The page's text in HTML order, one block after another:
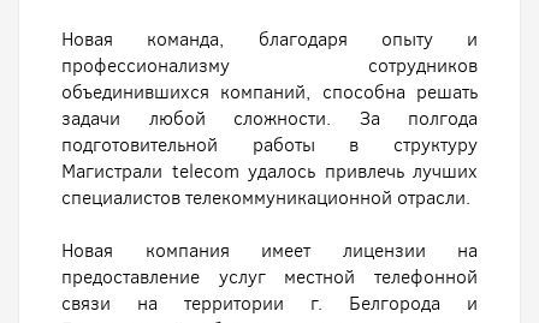
Новая команда, благодаря опыту и
профессионализму сотрудников
объединившихся компаний, способна решать
задачи любой сложности. За полгода
подготовительной работы в структуру
Магистрали telecom удалось привлечь лучших
специалистов телекоммуникационной отрасли.
Новая компания имеет лицензии на
предоставление услуг местной телефонной
связи на территории г. Белгорода и